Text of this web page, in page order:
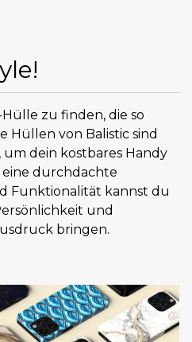
zu finden, die so
Hüllen von Balistic sind
um dein kostbares Handy
eine durchdachte
Funktionalität kannst du
und
bringen.